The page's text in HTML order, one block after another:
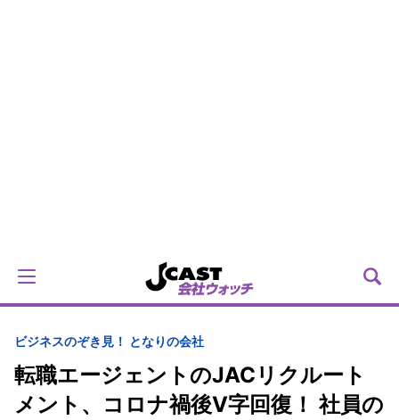
ビジネスのぞき見！ となりの会社
転職エージェントのJACリクルート
メント、コロナ禍後V字回復！ 社員の